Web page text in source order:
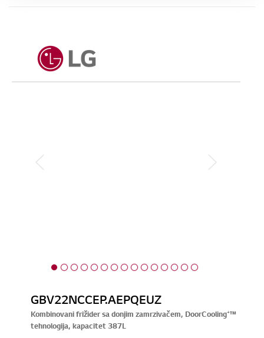
GBV22NCCEP.AEPQEUZ
Kombinovani frižider sa donjim zamrzivačem, DoorCooling⁺™
tehnologija, kapacitet 387L